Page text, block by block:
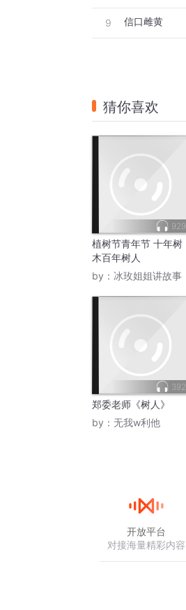
9 信口雌黄
猜你喜欢
929
植树节青年节 十年树
木百年树人
by： 冰玫姐姐讲故事
392
郑委老师《树人》
by： 无我w利他
开放平台
对接海量精彩内容